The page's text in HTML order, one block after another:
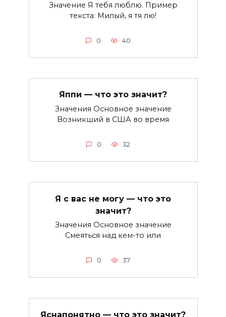
Значение Я тебя люблю. Пример
текста: Милый, я тя лю!
0 40
Яппи — что это значит?
Значения Основное значение
Возникший в США во время
0 32
Я с вас не могу — что это
значит?
Значения Основное значение
Смеяться над кем-то или
0 37
Яснапонятно — что это значит?